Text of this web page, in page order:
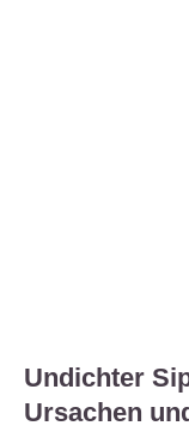
Undichter
Ursachen